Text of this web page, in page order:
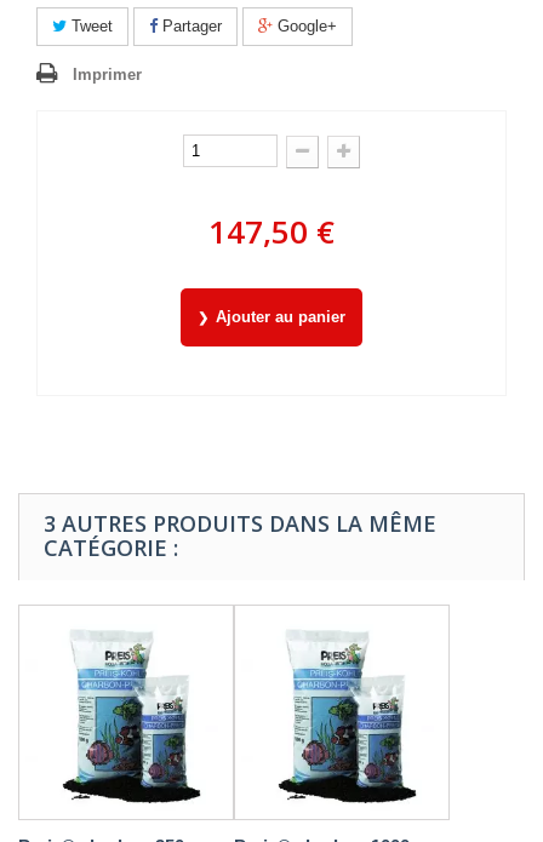
Tweet Partager Google+
Imprimer
147,50 €
Ajouter au panier
3 AUTRES PRODUITS DANS LA MÊME
CATÉGORIE :